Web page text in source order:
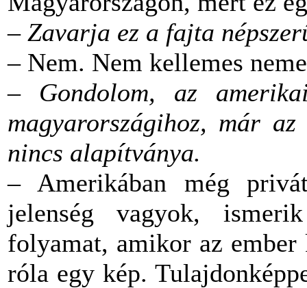
– Zavarja ez a fajta
– Nem. Nem kellemes
– Gondolom, az
magyarországihoz, már
nincs alapítványa.
– Amerikában még
jelenség vagyok,
folyamat, amikor az
róla egy kép.